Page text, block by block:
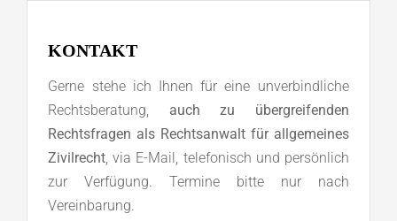
KONTAKT
Gerne stehe ich Ihnen für eine unverbindliche
Rechtsberatung, auch zu übergreifenden
Rechtsfragen als Rechtsanwalt für allgemeines
Zivilrecht , via E-Mail, telefonisch und persönlich
zur Verfügung. Termine bitte nur nach
Vereinbarung.